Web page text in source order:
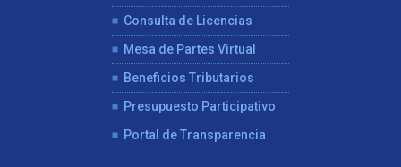
Consulta de Licencias
Mesa de Partes Virtual
Beneficios Tributarios
Presupuesto Participativo
Portal de Transparencia